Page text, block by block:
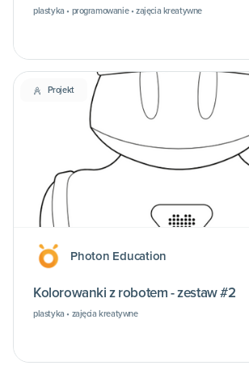
plastyka • programowanie • zajęcia kreatywne
Projekt
Photon Education
Kolorowanki z robotem - zestaw #2
plastyka • zajęcia kreatywne